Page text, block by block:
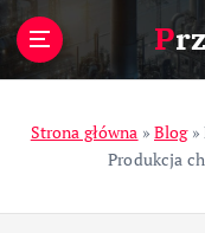
Strona główna »Blog»
Produkcja